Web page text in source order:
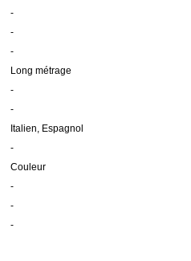
-
-
-
Long métrage
-
-
Italien, Espagnol
-
Couleur
-
-
-